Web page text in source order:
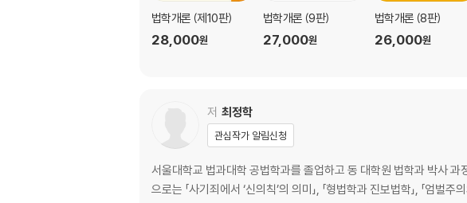
법학개론 (제10판)
28,000원
법학개론 (9판)
27,000원
법학개론 (8판)
26,000원
저 최정학
관심작가 알림신청
서울대학교 법과대학 공법학과를 졸업하고 동 대학원 법학과 박사
으로는 「사기죄에서 ‘신의칙’의 의미」, 「형법학과 진보법학」, 「엄